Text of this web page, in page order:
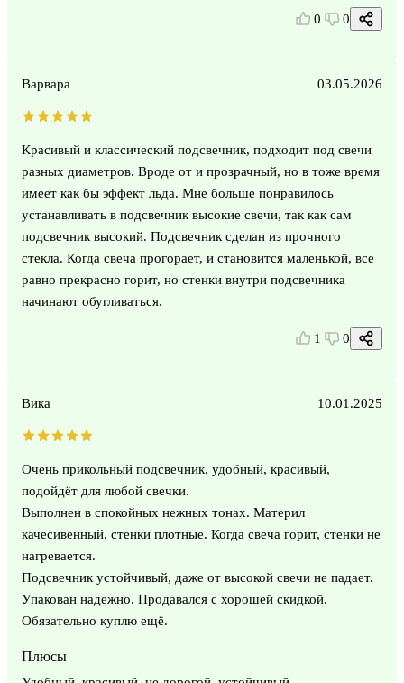
0 0
Варвара 03.05.2026
Красивый и классический подсвечник, подходит под свечи
разных диаметров. Вроде от и прозрачный, но в тоже время
имеет как бы эффект льда. Мне больше понравилось
устанавливать в подсвечник высокие свечи, так как сам
подсвечник высокий. Подсвечник сделан из прочного
стекла. Когда свеча прогорает, и становится маленькой, все
равно прекрасно горит, но стенки внутри подсвечника
начинают обугливаться.
1 0
Вика 10.01.2025
Очень прикольный подсвечник, удобный, красивый,
подойдёт для любой свечки.
Выполнен в спокойных нежных тонах. Материл
качесивенный, стенки плотные. Когда свеча горит, стенки не
нагревается.
Подсвечник устойчивый, даже от высокой свечи не падает.
Упакован надежно. Продавался с хорошей скидкой.
Обязательно куплю ещё.
Плюсы